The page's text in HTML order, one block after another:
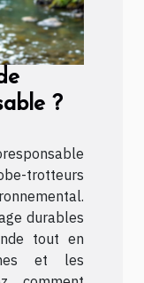
?
trotteurs
durables
tout en
et les